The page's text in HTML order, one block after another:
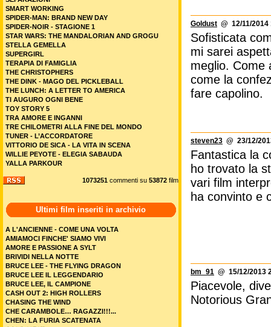
Goldust @ 12/11/2014
Sofisticata
mi sarei
meglio. Come
come la
fare capolino.
steven23 @ 23/12/
Fantastica la
ho trovato la
vari film
ha convinto e
bm_91 @ 15/12/2013
Piacevole,
Notorious
SMART WORKING
SPIDER-MAN: BRAND NEW DAY
SPIDER-NOIR - STAGIONE 1
STAR WARS: THE MANDALORIAN AND GROGU
STELLA GEMELLA
SUPERGIRL
TERAPIA DI FAMIGLIA
THE CHRISTOPHERS
THE DINK - MAGO DEL PICKLEBALL
THE LUNCH: A LETTER TO AMERICA
TI AUGURO OGNI BENE
TOY STORY 5
TRA AMORE E INGANNI
TRE CHILOMETRI ALLA FINE DEL MONDO
TUNER - L’ACCORDATORE
VITTORIO DE SICA - LA VITA IN SCENA
WILLIE PEYOTE - ELEGIA SABAUDA
YALLA PARKOUR
1073251 commenti su 53872 film
Ultimi film inseriti in archivio
A L'ANCIENNE - COME UNA VOLTA
AMIAMOCI FINCHE' SIAMO VIVI
AMORE E PASSIONE A SYLT
BRIVIDI NELLA NOTTE
BRUCE LEE - THE FLYING DRAGON
BRUCE LEE IL LEGGENDARIO
BRUCE LEE, IL CAMPIONE
CASH OUT 2: HIGH ROLLERS
CHASING THE WIND
CHE CARAMBOLE… RAGAZZI!!!...
CHEN: LA FURIA SCATENATA